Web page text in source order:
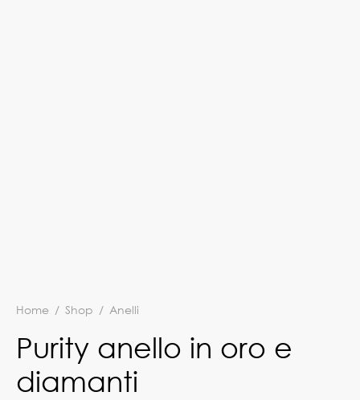
Home / Shop / Anelli
Purity anello in oro e
diamanti